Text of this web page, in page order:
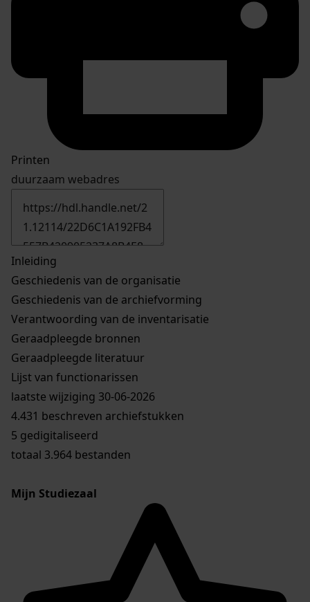
Printen
duurzaam webadres
Inleiding
Geschiedenis van de organisatie
Geschiedenis van de archiefvorming
Verantwoording van de inventarisatie
Geraadpleegde bronnen
Geraadpleegde literatuur
Lijst van functionarissen
laatste wijziging 30-06-2026
4.431 beschreven archiefstukken
5 gedigitaliseerd
totaal 3.964 bestanden
Mijn Studiezaal